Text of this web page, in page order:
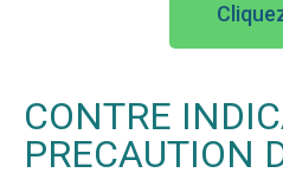
CONTRE
PRECAUTION